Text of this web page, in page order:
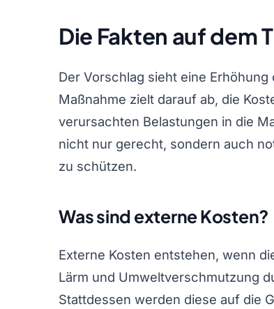
Die Fakten auf dem
Der Vorschlag sieht eine
Maßnahme zielt darauf ab, die
verursachten Belastungen in die
nicht nur gerecht, sondern auch
zu schützen.
Was sind externe Kosten?
Externe Kosten entstehen, wenn
Lärm und Umweltverschmutzung
Stattdessen werden diese auf die